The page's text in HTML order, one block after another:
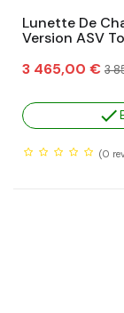
Lunette De
Version ASV
Prix
3 465,00 € 3

(0